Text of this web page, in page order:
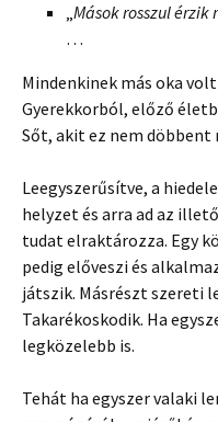
„Mások rosszul
…
Mindenkinek más oka
Gyerekkorból, előző
Sőt, akit ez nem döbbent
Leegyszerűsítve, a
helyzet és arra ad az
tudat elraktározza. Egy
pedig előveszi és
játszik. Másrészt szereti
Takarékoskodik. Ha
legközelebb is.
Tehát ha egyszer valaki